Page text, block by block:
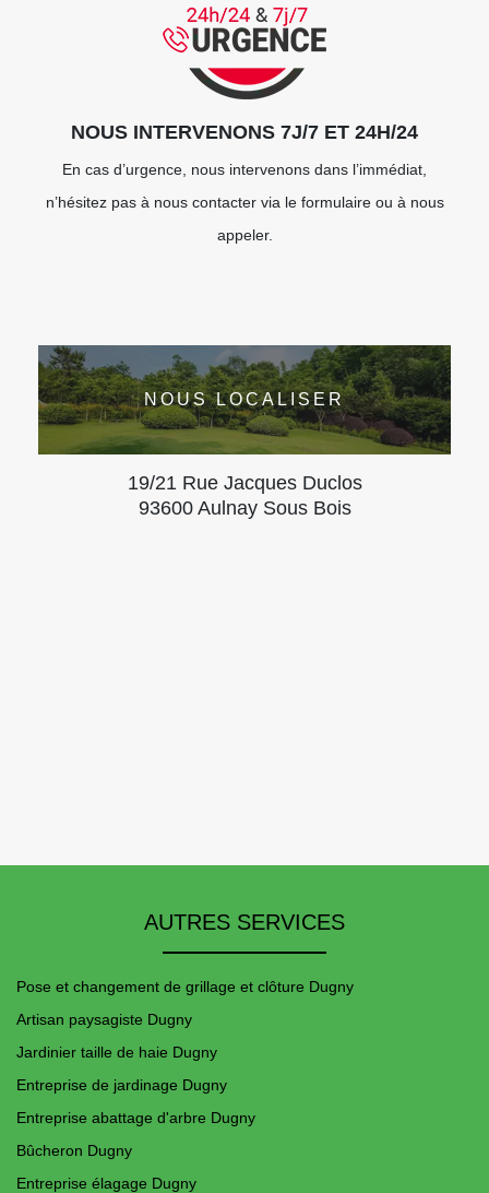
NOUS INTERVENONS 7J/7 ET 24H/24
En cas d’urgence, nous intervenons dans l’immédiat,
n’hésitez pas à nous contacter via le formulaire ou à nous
appeler.
NOUS LOCALISER
19/21 Rue Jacques Duclos
93600 Aulnay Sous Bois
AUTRES SERVICES
Pose et changement de grillage et clôture Dugny
Artisan paysagiste Dugny
Jardinier taille de haie Dugny
Entreprise de jardinage Dugny
Entreprise abattage d'arbre Dugny
Bûcheron Dugny
Entreprise élagage Dugny